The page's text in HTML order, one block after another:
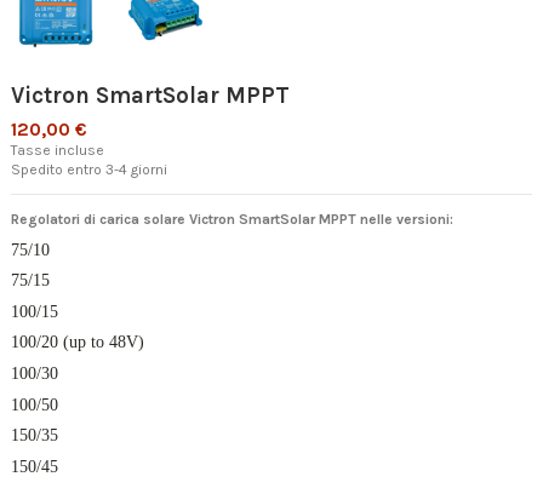
Victron SmartSolar MPPT
120,00 €
Tasse incluse
Spedito entro 3-4 giorni
Regolatori di carica solare Victron SmartSolar MPPT nelle versioni:
75/10
75/15
100/15
100/20 (up to 48V)
100/30
100/50
150/35
150/45